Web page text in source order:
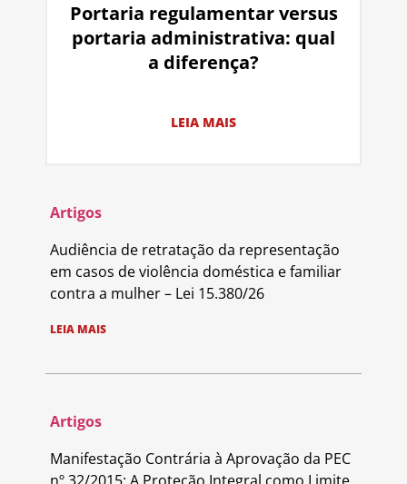
Portaria regulamentar versus
portaria administrativa: qual
a diferença?
LEIA MAIS
Artigos
Audiência de retratação da representação
em casos de violência doméstica e familiar
contra a mulher – Lei 15.380/26
LEIA MAIS
Artigos
Manifestação Contrária à Aprovação da PEC